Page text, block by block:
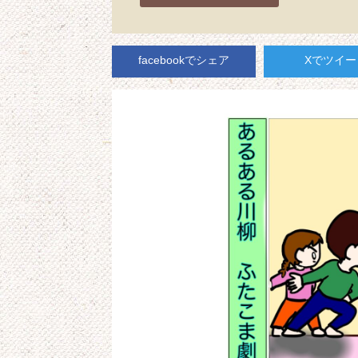
facebookでシェア Xでツイ